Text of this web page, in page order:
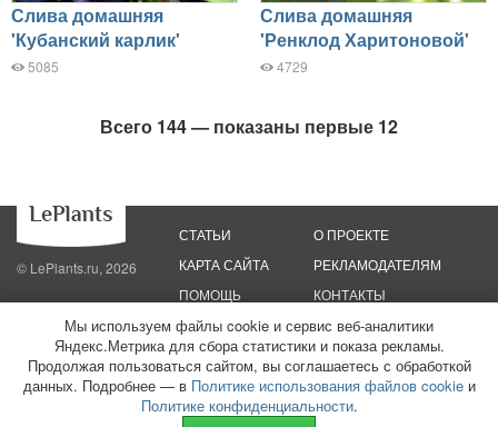
Слива домашняя
'Кубанский карлик'
5085
Слива домашняя
'Ренклод Харитоновой'
4729
Всего 144 — показаны первые 12
© LePlants.ru, 2026
СТАТЬИ
КАРТА САЙТА
ПОМОЩЬ
О ПРОЕКТЕ
РЕКЛАМОДАТЕЛЯМ
КОНТАКТЫ
Политика конфиденциальности
Политика использования файлов cookie
Пользовательское соглашение
Редакционные стандарты
ООО «Трафик»
ИНН 7813175200 ОГРН 1027806866724
Монетизация
Мы используем файлы cookie и сервис веб-аналитики
Яндекс.Метрика для сбора статистики и показа рекламы.
Продолжая пользоваться сайтом, вы соглашаетесь с обработкой
данных. Подробнее — в Политике использования файлов cookieи
Политике конфиденциальности.